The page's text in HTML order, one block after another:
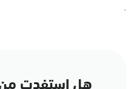
.
هل استفدت